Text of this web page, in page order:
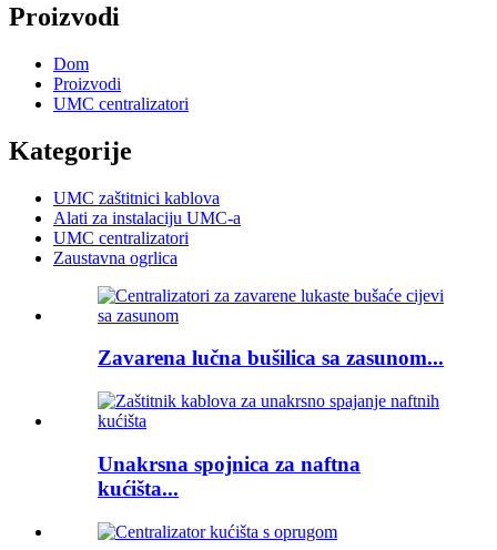
Proizvodi
Dom
Proizvodi
UMC centralizatori
Kategorije
UMC zaštitnici kablova
Alati za instalaciju UMC-a
UMC centralizatori
Zaustavna ogrlica
Zavarena lučna bušilica sa zasunom...
Unakrsna spojnica za naftna
kućišta...